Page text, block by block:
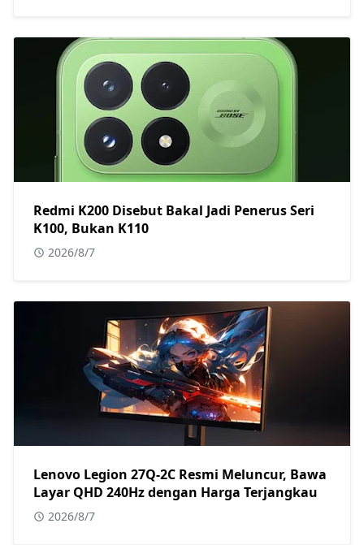
Redmi K200 Disebut Bakal Jadi Penerus Seri
K100, Bukan K110
2026/8/7
Lenovo Legion 27Q-2C Resmi Meluncur, Bawa
Layar QHD 240Hz dengan Harga Terjangkau
2026/8/7